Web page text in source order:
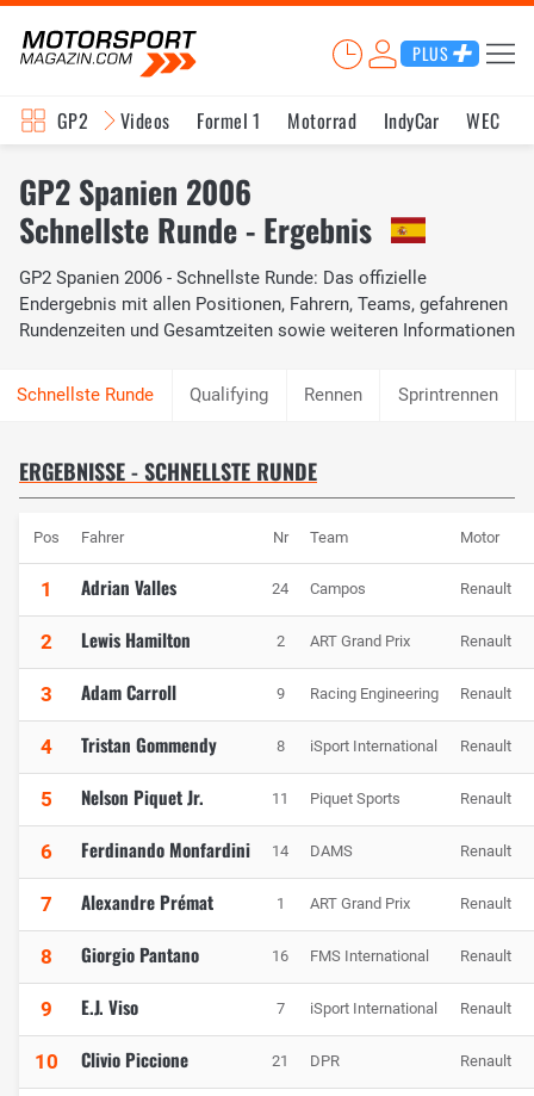
PLUS
GP2 Videos Formel 1 Motorrad IndyCar WEC
GP2 Spanien 2006
Schnellste Runde - Ergebnis
GP2 Spanien 2006 - Schnellste Runde: Das offizielle
Endergebnis mit allen Positionen, Fahrern, Teams, gefahrenen
Rundenzeiten und Gesamtzeiten sowie weiteren Informationen
Qualifying Rennen Sprintrennen
ERGEBNISSE - SCHNELLSTE RUNDE
Pos Fahrer Nr Team Motor
1 Adrian Valles 24 Campos Renault
2 Lewis Hamilton 2 ART Grand Prix Renault
3 Adam Carroll 9 Racing Engineering Renault
4 Tristan Gommendy 8 iSport International Renault
5 Nelson Piquet Jr. 11 Piquet Sports Renault
6 Ferdinando Monfardini 14 DAMS Renault
7 Alexandre Prémat 1 ART Grand Prix Renault
8 Giorgio Pantano 16 FMS International Renault
9 E.J. Viso 7 iSport International Renault
10 Clivio Piccione 21 DPR Renault